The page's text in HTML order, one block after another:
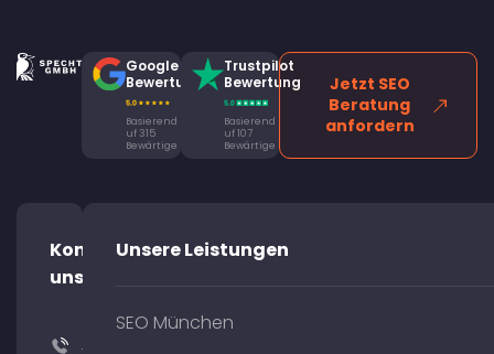
Google
Bewertung
Basierend
uf 315
Bewärtige
Trustpilot
Bewertung
Basierend
uf 107
Bewärtige
Jetzt SEO
Beratung
anfordern
Kontaktiere
uns!
Unsere Leistungen
SEO München